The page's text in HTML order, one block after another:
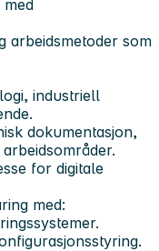
arbeidsmetoder som
industriell
dokumentasjon,
for digitale
med: